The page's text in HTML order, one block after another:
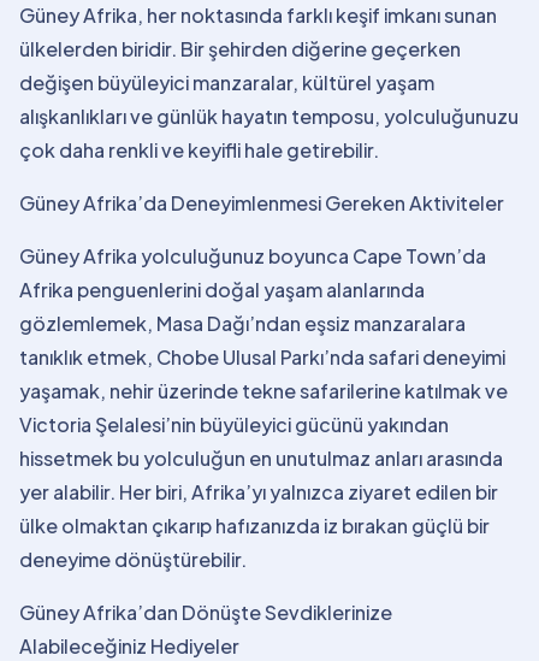
Güney Afrika, her noktasında farklı keşif imkanı sunan
ülkelerden biridir. Bir şehirden diğerine geçerken
değişen büyüleyici manzaralar, kültürel yaşam
alışkanlıkları ve günlük hayatın temposu, yolculuğunuzu
çok daha renkli ve keyifli hale getirebilir.
Güney Afrika’da Deneyimlenmesi Gereken Aktiviteler
Güney Afrika yolculuğunuz boyunca Cape Town’da
Afrika penguenlerini doğal yaşam alanlarında
gözlemlemek, Masa Dağı’ndan eşsiz manzaralara
tanıklık etmek, Chobe Ulusal Parkı’nda safari deneyimi
yaşamak, nehir üzerinde tekne safarilerine katılmak ve
Victoria Şelalesi’nin büyüleyici gücünü yakından
hissetmek bu yolculuğun en unutulmaz anları arasında
yer alabilir. Her biri, Afrika’yı yalnızca ziyaret edilen bir
ülke olmaktan çıkarıp hafızanızda iz bırakan güçlü bir
deneyime dönüştürebilir.
Güney Afrika’dan Dönüşte Sevdiklerinize
Alabileceğiniz Hediyeler